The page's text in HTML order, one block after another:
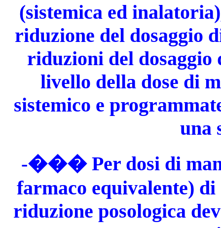
(sistemica ed
riduzione del dosaggio
riduzioni del dosaggio
livello della dose di
sistemico e
una
-��� Per dosi di
farmaco equivalente)
riduzione posologica